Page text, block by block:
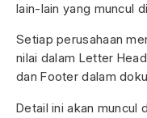
lain-lain yang muncul
Setiap perusahaan
nilai dalam Letter
dan Footer dalam
Detail ini akan muncul